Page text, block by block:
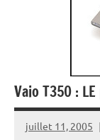
Vaio T350 :
juillet 11, 2005